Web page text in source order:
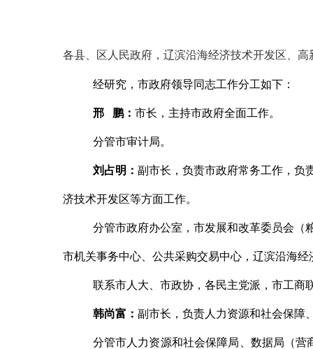
各县、区人民政府，辽滨沿海经济技术开发区、
经研究，市政府领导同志工作分工如下：
邢 鹏： 市长，主持市政府全面工作。
分管市审计局。
刘占明 ： 副市长，负责市政府常务工作，负
济技术开发区等方面工作。
分管市政府办公室，市发展和改革委员会（
市机关事务中心、公共采购交易中心，辽滨沿海经
联系市人大、市政协，各民主党派，市工商
韩尚富： 副市长，负责人力资源和社会保障
分管市人力资源和社会保障局、数据局（